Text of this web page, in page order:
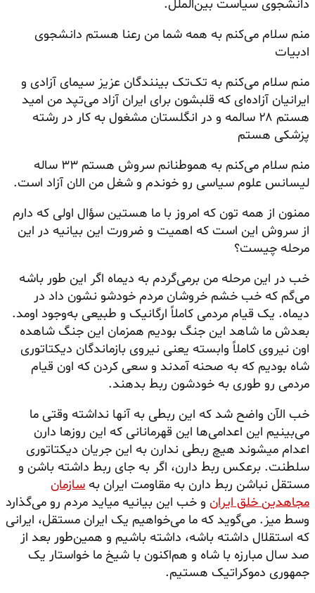
دانشجوی سیاست بین‌الملل.
منم سلام می‌کنم به همه شما من رعنا هستم دانشجوی
ادبیات
منم سلام می‌کنم به تک‌تک بینندگان عزیز سیمای آزادی و
ایرانیان آزاده‌ای که قلبشون برای ایران آزاد می‌تپد من امید
هستم ۲۸ سالمه و در انگلستان مشغول به کار در رشته
پزشکی هستم
منم سلام می‌کنم به هموطنانم سروش هستم ۳۳ ساله
لیسانس علوم سیاسی رو خوندم و شغل من الان آزاد است.
ممنون از همه تون که امروز با ما هستین سؤال اولی که دارم
از سروش این است که اهمیت و ضرورت این بیانیه در این
مرحله چیست؟
خب در این مرحله من برمی‌گردم به دیماه اگر این طور باشه
می‌گم که خب خشم خروشان مردم خودشو نشون داد در
دیماه. یک قیام مردمی کاملاً ارگانیک و طبیعی به‌وجود اومد.
بعدش ما شاهد این جنگ بودیم همزمان این جنگ شاهده
اون نیروی کاملاً وابسته یعنی نیروی بازماندگان دیکتاتوری
شاه بودیم که به صحنه آمدند و سعی کردن که اون قیام
مردمی رو طوری به خودشون ربط بدهند.
خب الآن واضح شد که این ربطی به آنها نداشته وقتی ما
می‌بینیم این اعدامی‌ها این قهرمانانی که این روزها دارن
اعدام میشوند هیچ ربطی ندارن به این جریان دیکتاتوری
سلطنت. برعکس ربط دارن، اگر به جای ربط داشته باشن و
مستقل نباشن ربط دارن به مقاومت ایران به سازمان
مجاهدینخلق ایران و خب این بیانیه میاید مردم رو می‌گذارد
وسط میز. می‌گوید که ما می‌خواهیم یک ایران مستقل، ایرانی
که استقلال داشته باشه، داشته باشیم و همین‌طور بعد از
صد سال مبارزه با شاه و هم‌اکنون با شیخ ما خواستار یک
جمهوری دموکراتیک هستیم.